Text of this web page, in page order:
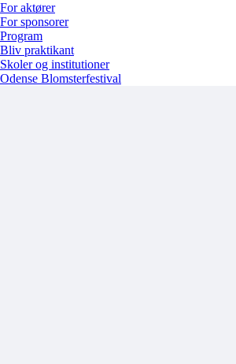
For aktører
For sponsorer
Program
Bliv praktikant
Skoler og institutioner
Odense Blomsterfestival